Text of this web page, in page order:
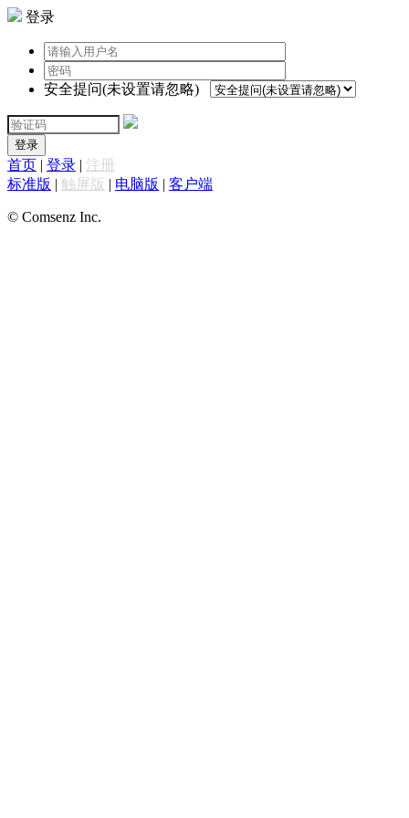
登录
安全提问(未设置请忽略)
登录
首页 | 登录 | 注册
标准版 | 触屏版 | 电脑版 | 客户端
© Comsenz Inc.